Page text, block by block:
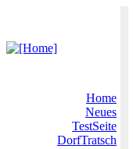
Home
Neues
TestSeite
DorfTratsch